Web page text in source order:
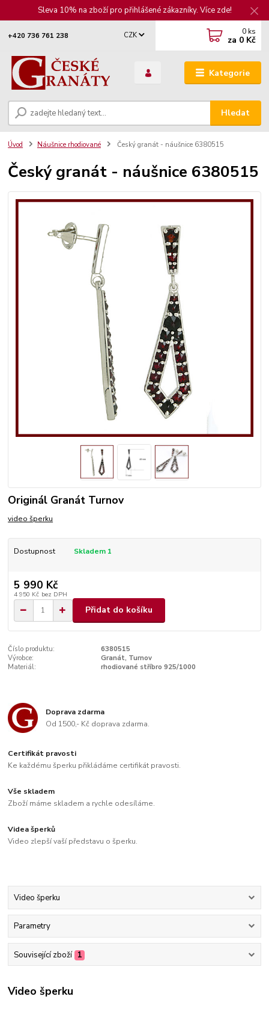
Sleva 10% na zboží pro přihlášené zákazníky. Více zde!
Kategorie
CZK
Hledat
+420 736 761 238 0 ks
za 0 Kč
Úvod Náušnice rhodiované Český granát - náušnice 6380515
Český granát - náušnice 6380515
Originál Granát Turnov
video šperku
Dostupnost Skladem 1
5 990 Kč
4 950 Kč bez DPH
Přidat do košíku
Číslo produktu:
6380515
Výrobce:
Granát, Turnov
Materiál:
rhodiované stříbro 925/1000
Doprava zdarma
Od 1500,- Kč doprava zdarma.
Certifikát pravosti
Ke každému šperku přikládáme certifikát pravosti.
Vše skladem
Zboží máme skladem a rychle odesíláme.
Videa šperků
Video zlepší vaší představu o šperku.
Video šperku
Parametry
Související zboží 1
Video šperku